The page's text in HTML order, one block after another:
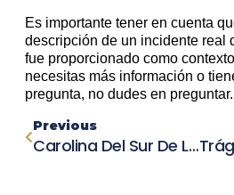
Es importante tener en cuenta
descripción de un incidente real
fue proporcionado como
necesitas más información o
pregunta, no dudes en preguntar.
Previous
Carolina Del Sur De Luto Por Fatal Accidente En Carretera: Fallece Conductor En Choque Entre Van Y Mazda